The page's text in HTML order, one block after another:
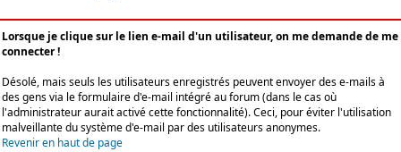
Lorsque je clique sur le lien e-mail d'un utilisateur, on me demande de me
connecter !
Désolé, mais seuls les utilisateurs enregistrés peuvent envoyer des e-mails à
des gens via le formulaire d'e-mail intégré au forum (dans le cas où
l'administrateur aurait activé cette fonctionnalité). Ceci, pour éviter l'utilisation
malveillante du système d'e-mail par des utilisateurs anonymes.
Revenir en haut de page